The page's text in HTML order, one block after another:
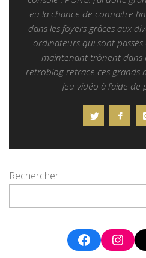
eu la chance de connaitre
dans les foyers grâces aux
ordinateurs qui sont
maintenant trônent dans
retroblog retrace ces grands
jeu vidéo à l’aide de
Rechercher
Facebook